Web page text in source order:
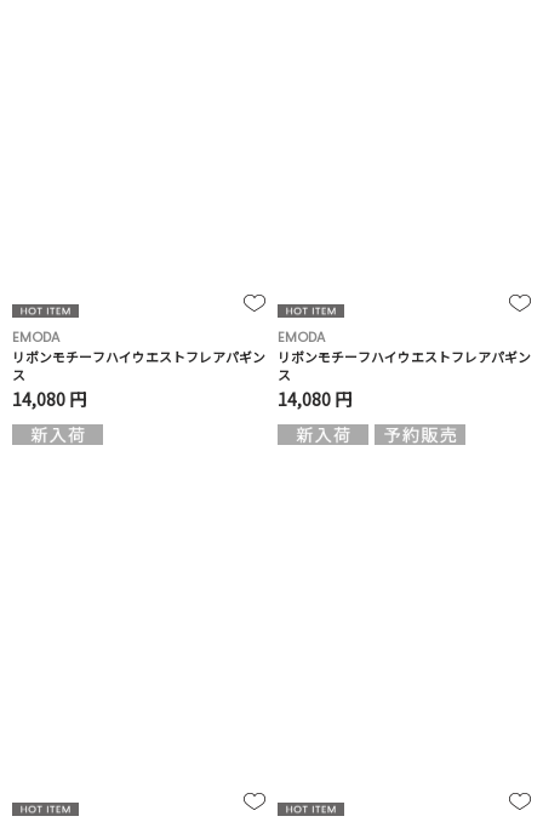
EMODA
リボンモチーフハイウエストフレアパギン
ス
14,080 円
EMODA
リボンモチーフハイウエストフレアパギン
ス
14,080 円